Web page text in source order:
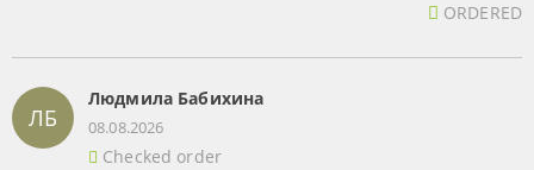
ORDERED
ЛБ
Людмила Бабихина
08.08.2026
Checked order